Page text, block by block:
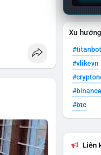
Xu
#titanbot
#vlikevn
#btc
Liên